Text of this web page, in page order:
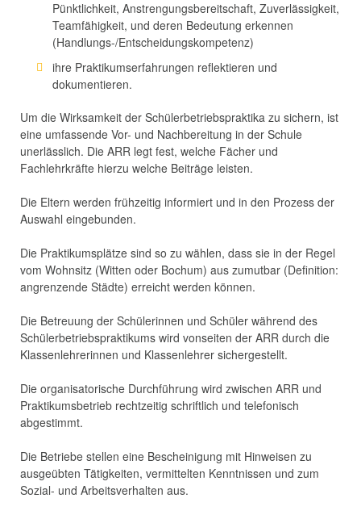
Pünktlichkeit, Anstrengungsbereitschaft, Zuverlässigkeit,
Teamfähigkeit, und deren Bedeutung erkennen
(Handlungs-/Entscheidungskompetenz)
ihre Praktikumserfahrungen reflektieren und
dokumentieren.
Um die Wirksamkeit der Schülerbetriebspraktika zu sichern, ist
eine umfassende Vor- und Nachbereitung in der Schule
unerlässlich. Die ARR legt fest, welche Fächer und
Fachlehrkräfte hierzu welche Beiträge leisten.
Die Eltern werden frühzeitig informiert und in den Prozess der
Auswahl eingebunden.
Die Praktikumsplätze sind so zu wählen, dass sie in der Regel
vom Wohnsitz (Witten oder Bochum) aus zumutbar (Definition:
angrenzende Städte) erreicht werden können.
Die Betreuung der Schülerinnen und Schüler während des
Schülerbetriebspraktikums wird vonseiten der ARR durch die
Klassenlehrerinnen und Klassenlehrer sichergestellt.
Die organisatorische Durchführung wird zwischen ARR und
Praktikumsbetrieb rechtzeitig schriftlich und telefonisch
abgestimmt.
Die Betriebe stellen eine Bescheinigung mit Hinweisen zu
ausgeübten Tätigkeiten, vermittelten Kenntnissen und zum
Sozial- und Arbeitsverhalten aus.